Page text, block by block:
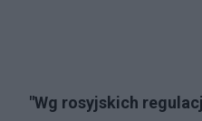
"Wg rosyjskich